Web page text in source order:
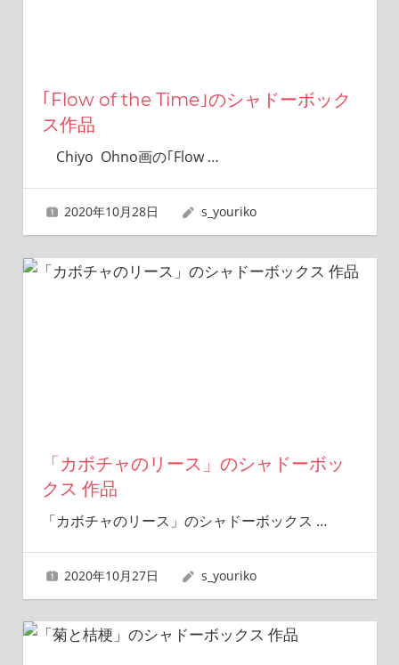
｢Flow of the Time｣のシャドーボック
ス作品
Chiyo Ohno画の｢Flow…
2020年10月28日 s_youriko
「カボチャのリース」のシャドーボッ
クス 作品
「カボチャのリース」のシャドーボックス …
2020年10月27日 s_youriko